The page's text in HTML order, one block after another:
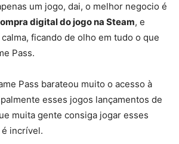
um jogo, dai, o melhor negocio é
digital do jogo na Steam, e
ficando de olho em tudo o que
Pass.
Pass barateou muito o acesso à
esses jogos lançamentos de
muita gente consiga jogar esses
incrível.